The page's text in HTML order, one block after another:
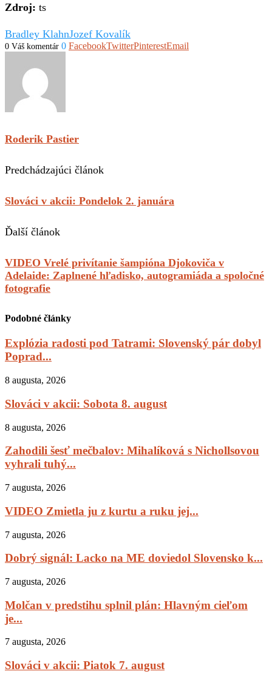
Zdroj: ts
Bradley KlahnJozef Kovalík
0 Váš komentár 0 FacebookTwitterPinterestEmail
Roderik Pastier
Predchádzajúci článok
Slováci v akcii: Pondelok 2. januára
Ďalší článok
VIDEO Vrelé privítanie šampióna Djokoviča v
Adelaide: Zaplnené hľadisko, autogramiáda a spoločné
fotografie
Podobné články
Explózia radosti pod Tatrami: Slovenský pár dobyl
Poprad...
8 augusta, 2026
Slováci v akcii: Sobota 8. august
8 augusta, 2026
Zahodili šesť mečbalov: Mihalíková s Nichollsovou
vyhrali tuhý...
7 augusta, 2026
VIDEO Zmietla ju z kurtu a ruku jej...
7 augusta, 2026
Dobrý signál: Lacko na ME doviedol Slovensko k...
7 augusta, 2026
Molčan v predstihu splnil plán: Hlavným cieľom
je...
7 augusta, 2026
Slováci v akcii: Piatok 7. august